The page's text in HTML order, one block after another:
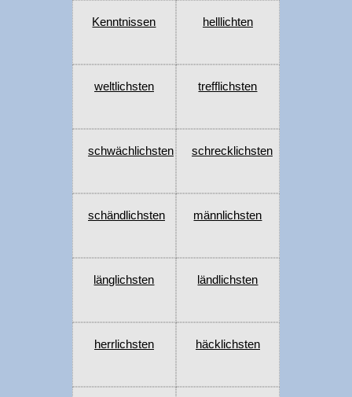
Kenntnissen helllichten
weltlichsten trefflichsten
schwächlichsten schrecklichsten
schändlichsten männlichsten
länglichsten ländlichsten
herrlichsten häcklichsten